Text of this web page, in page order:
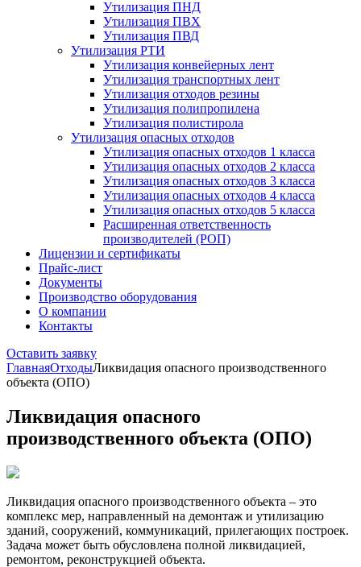
Утилизация ПНД
Утилизация ПВХ
Утилизация ПВД
Утилизация РТИ
Утилизация конвейерных лент
Утилизация транспортных лент
Утилизация отходов резины
Утилизация полипропилена
Утилизация полистирола
Утилизация опасных отходов
Утилизация опасных отходов 1 класса
Утилизация опасных отходов 2 класса
Утилизация опасных отходов 3 класса
Утилизация опасных отходов 4 класса
Утилизация опасных отходов 5 класса
Расширенная ответственность
производителей (РОП)
Лицензии и сертификаты
Прайс-лист
Документы
Производство оборудования
О компании
Контакты
Оставить заявку
ГлавнаяОтходыЛиквидация опасного производственного
объекта (ОПО)
Ликвидация опасного
производственного объекта (ОПО)
Ликвидация опасного производственного объекта – это
комплекс мер, направленный на демонтаж и утилизацию
зданий, сооружений, коммуникаций, прилегающих построек.
Задача может быть обусловлена полной ликвидацией,
ремонтом, реконструкцией объекта.